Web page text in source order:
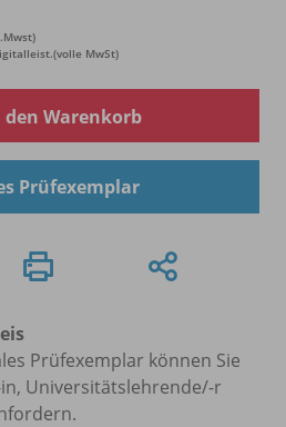
MwSt)
den Warenkorb
Prüfexemplar
Prüfexemplar können Sie
Universitätslehrende/-r